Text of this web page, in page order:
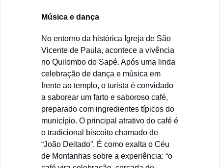
Música e dança
No entorno da histórica Igreja de São
Vicente de Paula, acontece a vivência
no Quilombo do Sapé. Após uma linda
celebração de dança e música em
frente ao templo, o turista é convidado
a saborear um farto e saboroso café,
preparado com ingredientes típicos do
município. O principal atrativo do café é
o tradicional biscoito chamado de
“João Deitado”. É como exalta o Céu
de Montanhas sobre a experiência: “o